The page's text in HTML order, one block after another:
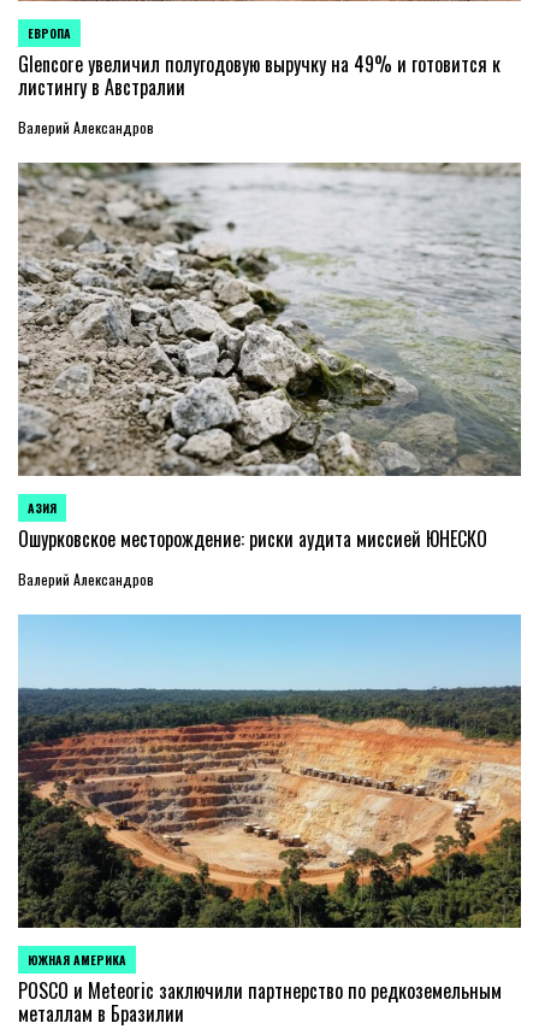
ОПУБЛИКОВАНО
В
ЕВРОПА
Glencore увеличил полугодовую выручку на 49% и готовится к
листингу в Австралии
Валерий Александров
ОПУБЛИКОВАНО
В
АЗИЯ
Ошурковское месторождение: риски аудита миссией ЮНЕСКО
Валерий Александров
ОПУБЛИКОВАНО
В
ЮЖНАЯ АМЕРИКА
POSCO и Meteoric заключили партнерство по редкоземельным
металлам в Бразилии